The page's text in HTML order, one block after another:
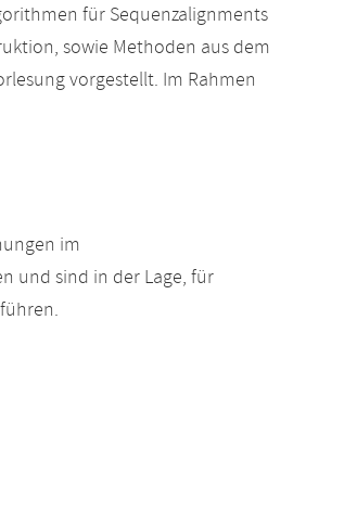
für Sequenzalignments
sowie Methoden aus dem
vorgestellt. Im Rahmen
im
und sind in der Lage, für